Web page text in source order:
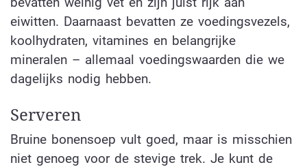
eiwitten. Daarnaast bevatten ze voedingsvezels,
koolhydraten, vitamines en belangrijke
mineralen – allemaal voedingswaarden die we
dagelijks nodig hebben.
Serveren
Bruine bonensoep vult goed, maar is misschien
niet genoeg voor de stevige trek. Je kunt de